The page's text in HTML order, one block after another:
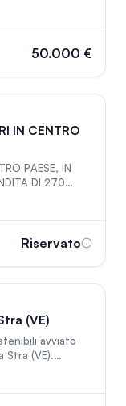
in
50.000 €
IN CENTRO
PAESE, IN
DI 270
QUADRATI
DOTATA DI
DA PIU' DI 30
Riservato
(VE)
avviato
Stra (VE).
collaborazioni